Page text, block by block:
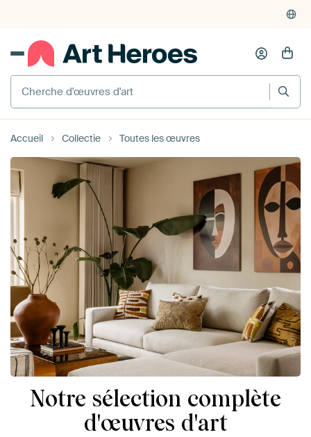
375'000+ murs vides remplis
Accueil Collectie Toutes les œuvres
Notre sélection complète
d'œuvres d'art